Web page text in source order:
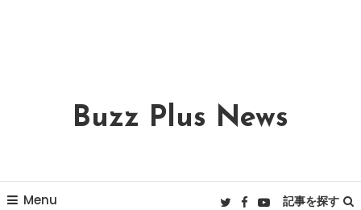
Buzz Plus News
Menu 記事を探す